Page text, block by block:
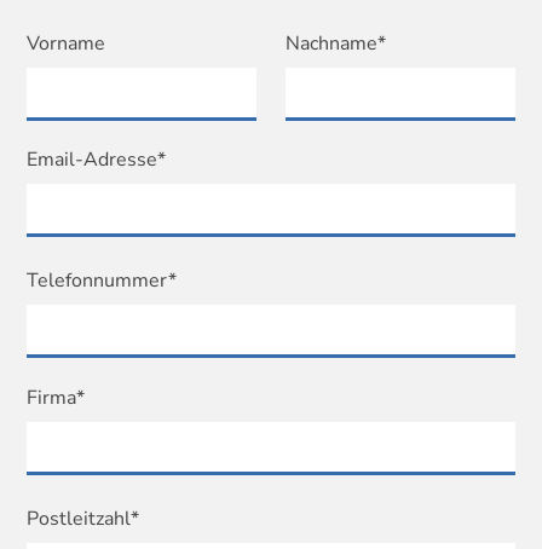
Vorname Nachname*
Email-Adresse*
Telefonnummer*
Firma*
Postleitzahl*